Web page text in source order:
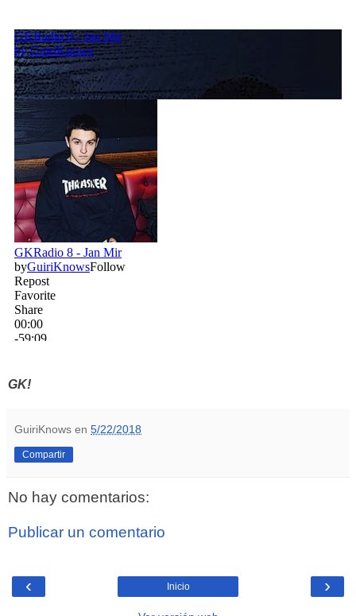
GK!
GuiriKnows en 5/22/2018
Compartir
No hay comentarios:
Publicar un comentario
‹ ›
Inicio